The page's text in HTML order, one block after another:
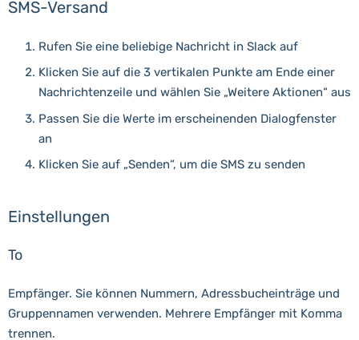
SMS-Versand
Rufen Sie eine beliebige Nachricht in Slack auf
Klicken Sie auf die 3 vertikalen Punkte am Ende einer
Nachrichtenzeile und wählen Sie „Weitere Aktionen“ aus
Passen Sie die Werte im erscheinenden Dialogfenster
an
Klicken Sie auf „Senden“, um die SMS zu senden
Einstellungen
To
Empfänger. Sie können Nummern, Adressbucheinträge und
Gruppennamen verwenden. Mehrere Empfänger mit Komma
trennen.